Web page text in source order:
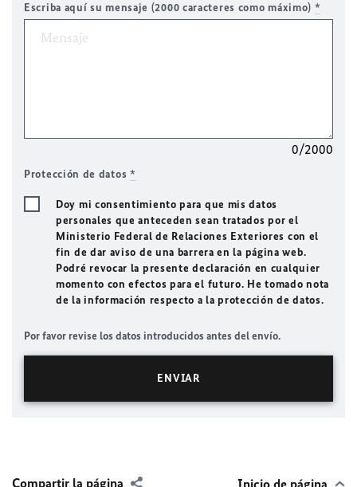
Escriba aquí su mensaje (2000 caracteres como máximo) *
0/2000
Protección de datos *
Doy mi consentimiento para que mis datos
personales que anteceden sean tratados por el
Ministerio Federal de Relaciones Exteriores con el
fin de dar aviso de una barrera en la página web.
Podré revocar la presente declaración en cualquier
momento con efectos para el futuro. He tomado nota
de la información respecto a la protección de datos.
Por favor revise los datos introducidos antes del envío.
Compartir la página Inicio de página